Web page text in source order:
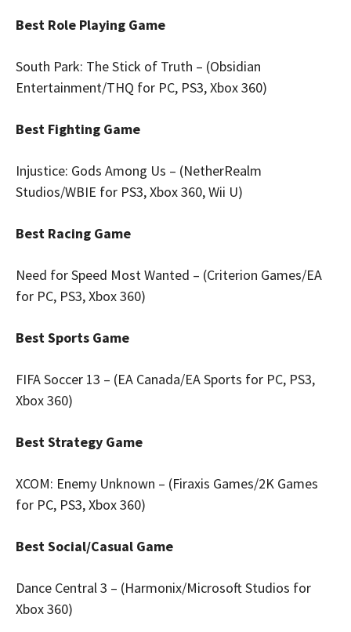
Best Role Playing Game
South Park: The Stick of Truth – (Obsidian
Entertainment/THQ for PC, PS3, Xbox 360)
Best Fighting Game
Injustice: Gods Among Us – (NetherRealm
Studios/WBIE for PS3, Xbox 360, Wii U)
Best Racing Game
Need for Speed Most Wanted – (Criterion Games/EA
for PC, PS3, Xbox 360)
Best Sports Game
FIFA Soccer 13 – (EA Canada/EA Sports for PC, PS3,
Xbox 360)
Best Strategy Game
XCOM: Enemy Unknown – (Firaxis Games/2K Games
for PC, PS3, Xbox 360)
Best Social/Casual Game
Dance Central 3 – (Harmonix/Microsoft Studios for
Xbox 360)